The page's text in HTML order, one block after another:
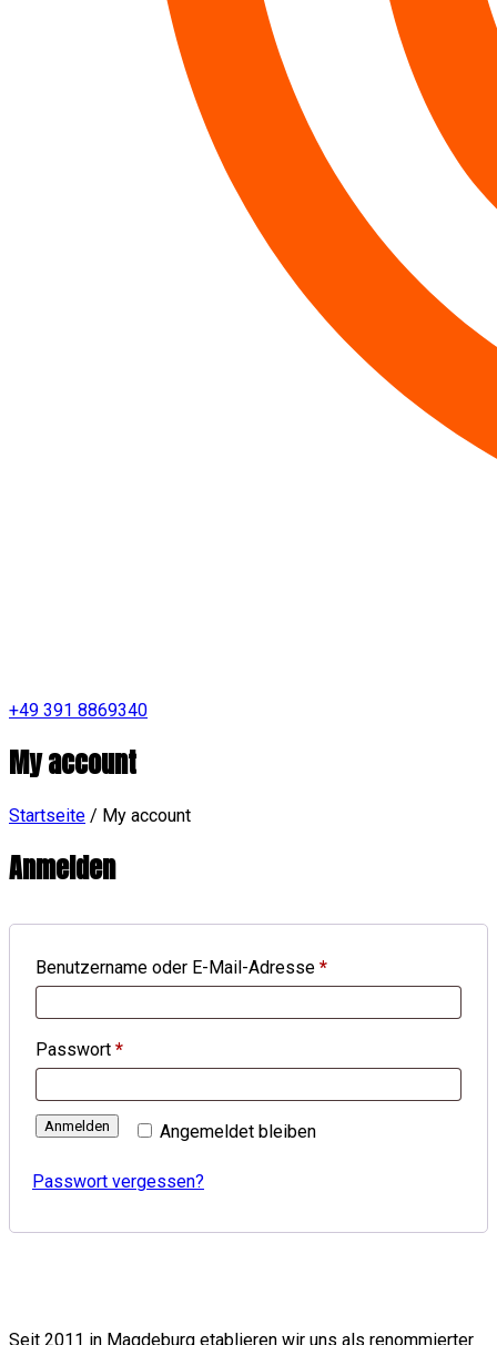
+49 391 8869340
My account
Startseite / My account
Anmelden
Benutzername oder E-Mail-Adresse *Erforderlich
Passwort *Erforderlich
Angemeldet bleiben
Anmelden
Passwort vergessen?
Seit 2011 in Magdeburg etablieren wir uns als renommierter